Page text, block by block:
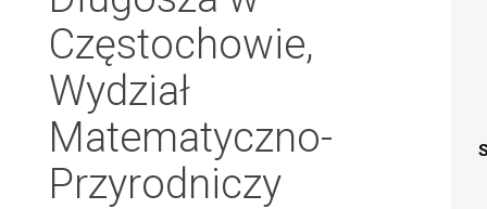
Częstochowie,
Wydział
Matematyczno-
Przyrodniczy